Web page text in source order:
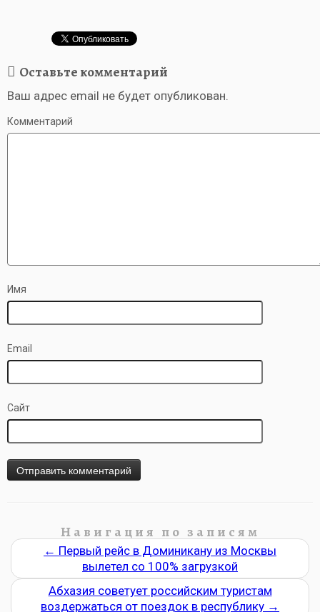
Оставьте комментарий
Ваш адрес email не будет опубликован.
Комментарий
Имя
Email
Сайт
Навигация по записям
← Первый рейс в Доминикану из Москвы
вылетел со 100% загрузкой
Абхазия советует российским туристам
воздержаться от поездок в республику →